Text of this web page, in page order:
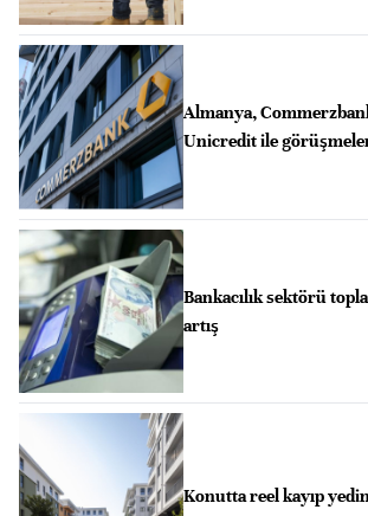
Almanya,
Unicredit ile
Bankacılık sektörü
artış
Konutta reel kayıp